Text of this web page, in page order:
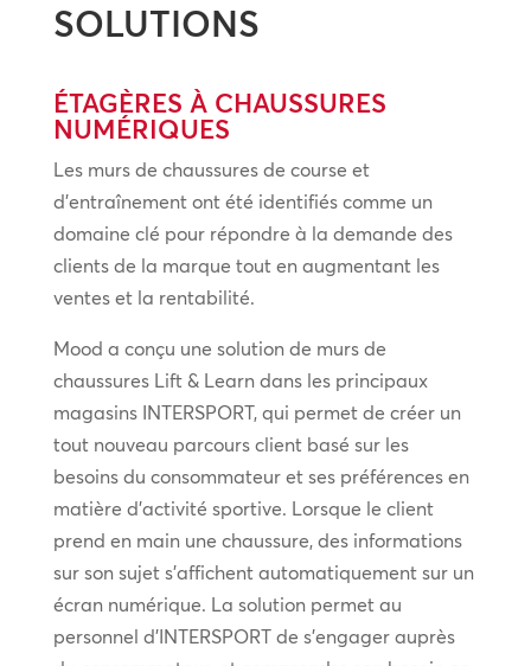
SOLUTIONS
ÉTAGÈRES À CHAUSSURES
NUMÉRIQUES
Les murs de chaussures de course et
d’entraînement ont été identifiés comme un
domaine clé pour répondre à la demande des
clients de la marque tout en augmentant les
ventes et la rentabilité.
Mood a conçu une solution de murs de
chaussures Lift & Learn dans les principaux
magasins INTERSPORT, qui permet de créer un
tout nouveau parcours client basé sur les
besoins du consommateur et ses préférences en
matière d’activité sportive. Lorsque le client
prend en main une chaussure, des informations
sur son sujet s’affichent automatiquement sur un
écran numérique. La solution permet au
personnel d’INTERSPORT de s’engager auprès